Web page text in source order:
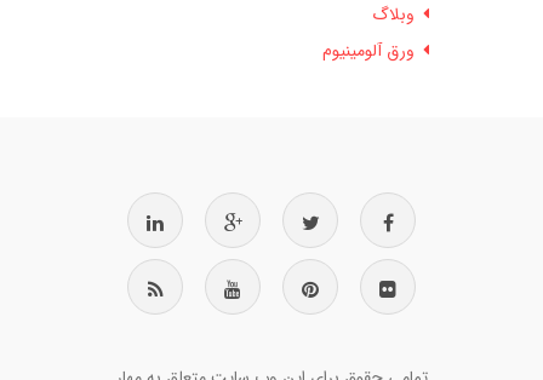
وبلاگ
ورق آلومینیوم